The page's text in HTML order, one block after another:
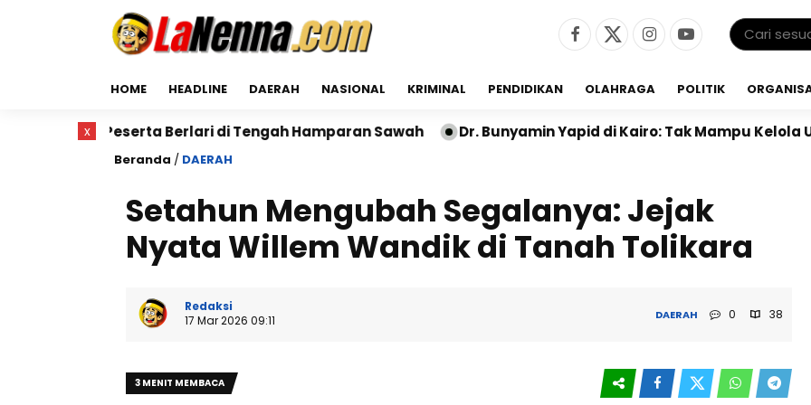
HOME HEADLINE DAERAH NASIONAL KRIMINAL PENDIDIKAN OLAHRAGA POLITIK
Berlari di Tengah Hamparan Sawah Dr. Bunyamin Yapid di Kairo: Tak Mampu Kelola Uang Bulanan,
Beranda / DAERAH
Setahun Mengubah Segalanya: Jejak
Nyata Willem Wandik di Tanah Tolikara
Redaksi
17 Mar 2026 09:11
DAERAH 0 38
3 MENIT MEMBACA
x